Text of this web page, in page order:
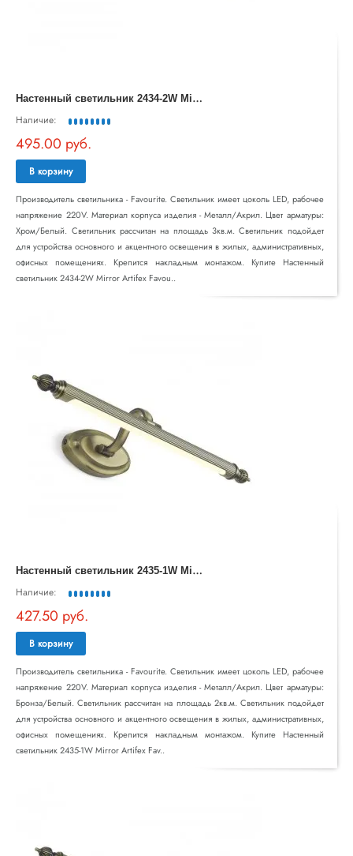
Н
астенный светильник 2434-2W Mirror Artifex Favourite
Наличие:
495.00 руб.
В корзину
Производитель светильника - Favourite. Светильник имеет цоколь LED, рабочее
напряжение 220V. Материал корпуса изделия - Металл/Акрил. Цвет арматуры:
Хром/Белый. Светильник рассчитан на площадь 3кв.м. Светильник подойдет
для устройства основного и акцентного освещения в жилых, административных,
офисных помещениях. Крепится накладным монтажом. Купите Настенный
светильник 2434-2W Mirror Artifex Favou..
Н
астенный светильник 2435-1W Mirror Artifex Favourite
Наличие:
427.50 руб.
В корзину
Производитель светильника - Favourite. Светильник имеет цоколь LED, рабочее
напряжение 220V. Материал корпуса изделия - Металл/Акрил. Цвет арматуры:
Бронза/Белый. Светильник рассчитан на площадь 2кв.м. Светильник подойдет
для устройства основного и акцентного освещения в жилых, административных,
офисных помещениях. Крепится накладным монтажом. Купите Настенный
светильник 2435-1W Mirror Artifex Fav..